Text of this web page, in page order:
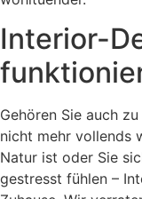
Interior-
Gehören Sie auch
nicht mehr vollends
Natur ist oder Sie
gestresst fühlen –